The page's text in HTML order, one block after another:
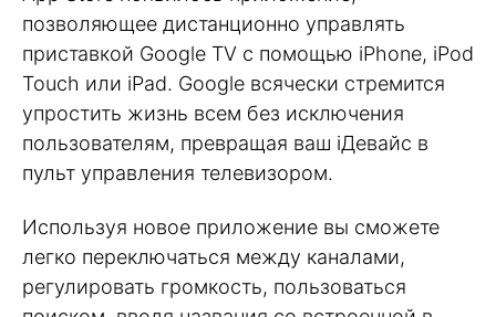
позволяющее дистанционно управлять
приставкой Google TV с помощью iPhone, iPod
Touch или iPad. Google всячески стремится
упростить жизнь всем без исключения
пользователям, превращая ваш iДевайс в
пульт управления телевизором.
Используя новое приложение вы сможете
легко переключаться между каналами,
регулировать громкость, пользоваться